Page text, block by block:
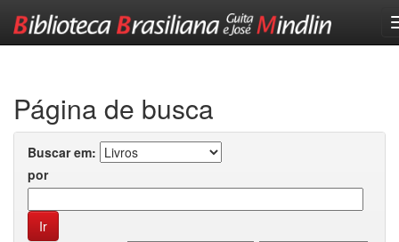
Página de busca
Buscar em:
por